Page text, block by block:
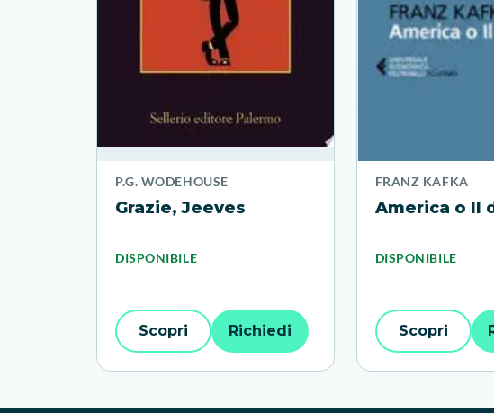
P.G. WODEHOUSE
Grazie, Jeeves
DISPONIBILE
Scopri Richiedi
FRANZ KAFKA
America o Il
DISPONIBILE
Scopri